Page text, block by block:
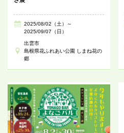
2025/08/02（土）～
2025/09/07（日）
出雲市
島根県花ふれあい公園 しまね花の
郷